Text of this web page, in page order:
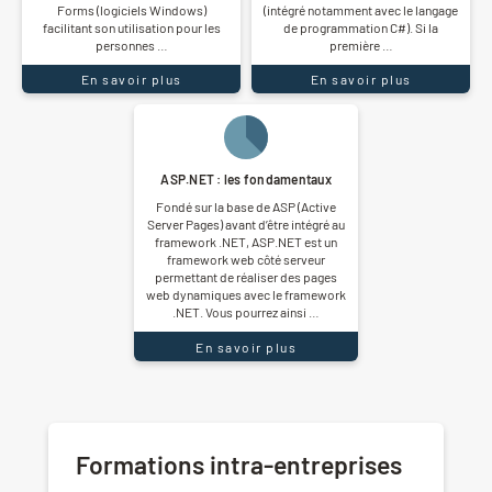
Formations intra-entreprises
Forms (logiciels Windows)
facilitant son utilisation pour les
personnes …
En savoir plus
(intégré notamment avec le langage
de programmation C#). Si la
première …
En savoir plus
ASP.NET : les fondamentaux
Fondé sur la base de ASP (Active
Server Pages) avant d’être intégré au
framework .NET, ASP.NET est un
framework web côté serveur
permettant de réaliser des pages
web dynamiques avec le framework
.NET. Vous pourrez ainsi …
En savoir plus